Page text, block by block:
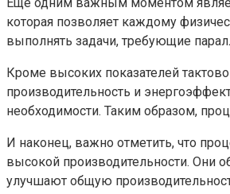
которая позволяет каждому
выполнять задачи, требующие
Кроме высоких показателей
производительность и
необходимости. Таким образом,
И наконец, важно отметить, что
высокой производительности. Они
улучшают общую